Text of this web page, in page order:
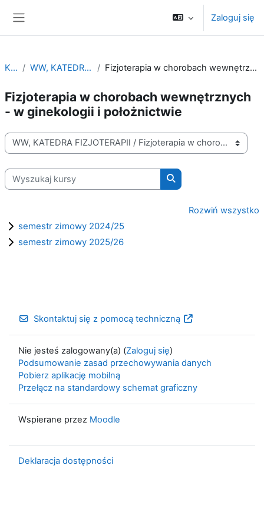
Zaloguj się
Kursy WW, KATEDRA FIZJOTERAPII Fizjoterapia w chorobach wewnętrznych - w ginekologii i położnictwie
Fizjoterapia w chorobach wewnętrznych
- w ginekologii i położnictwie
Kategorie kursów
Wyszukaj kursy
Wyszukaj kursy
Rozwiń wszystko
semestr zimowy 2024/25
semestr zimowy 2025/26
Skontaktuj się z pomocą techniczną
Nie jesteś zalogowany(a) (Zaloguj się)
Podsumowanie zasad przechowywania danych
Pobierz aplikację mobilną
Przełącz na standardowy schemat graficzny
Wspierane przez Moodle
Deklaracja dostępności